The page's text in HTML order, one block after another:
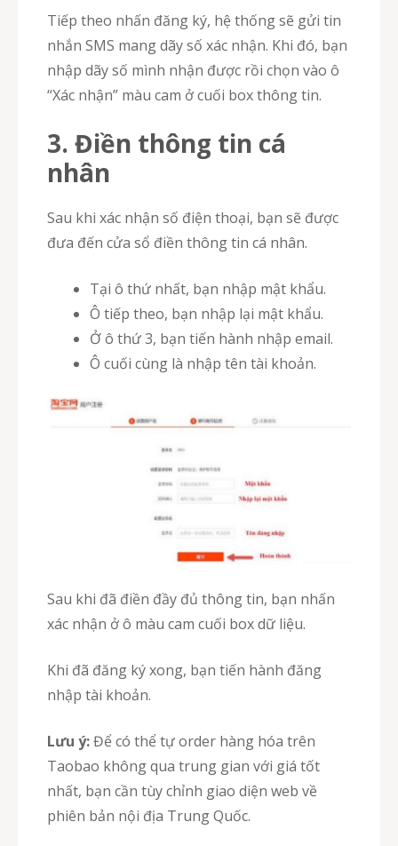
Tiếp theo nhấn đăng ký, hệ thống sẽ gửi tin
nhắn SMS mang dãy số xác nhận. Khi đó, bạn
nhập dãy số mình nhận được rồi chọn vào ô
“Xác nhận” màu cam ở cuối box thông tin.
3. Điền thông tin cá
nhân
Sau khi xác nhận số điện thoại, bạn sẽ được
đưa đến cửa sổ điền thông tin cá nhân.
Tại ô thứ nhất, bạn nhập mật khẩu.
Ô tiếp theo, bạn nhập lại mật khẩu.
Ở ô thứ 3, bạn tiến hành nhập email.
Ô cuối cùng là nhập tên tài khoản.
Sau khi đã điền đầy đủ thông tin, bạn nhấn
xác nhận ở ô màu cam cuối box dữ liệu.
Khi đã đăng ký xong, bạn tiến hành đăng
nhập tài khoản.
Lưu ý:Để có thể tự order hàng hóa trên
Taobao không qua trung gian với giá tốt
nhất, bạn cần tùy chỉnh giao diện web về
phiên bản nội địa Trung Quốc.